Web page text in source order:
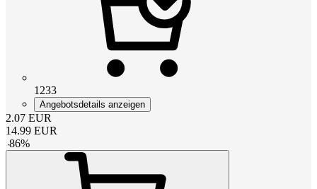
1233
Angebotsdetails anzeigen
2.07 EUR
14.99 EUR
-86%